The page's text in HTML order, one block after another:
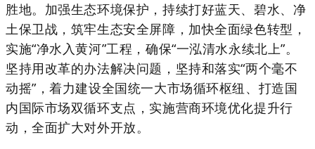
胜地。加强生态环境保护，持续打好蓝天、碧水、净
土保卫战，筑牢生态安全屏障，加快全面绿色转型，
实施“净水入黄河”工程，确保“一泓清水永续北上”。
坚持用改革的办法解决问题，坚持和落实“两个毫不
动摇”，着力建设全国统一大市场循环枢纽、打造国
内国际市场双循环支点，实施营商环境优化提升行
动，全面扩大对外开放。